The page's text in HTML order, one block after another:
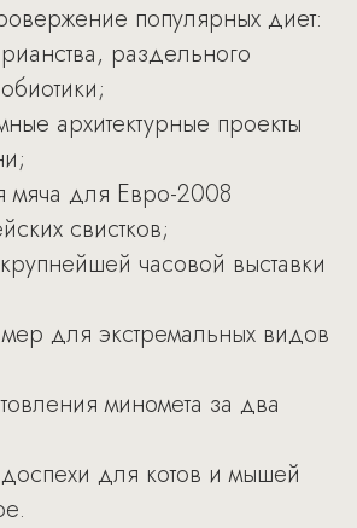
популярных диет:
раздельного
архитектурные проекты
мяча для Евро-2008
свистков;
часовой выставки
для экстремальных видов
миномета за два
для котов и мышей